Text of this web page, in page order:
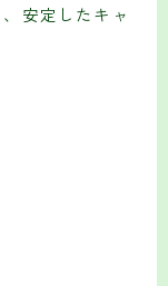
安定したキャ